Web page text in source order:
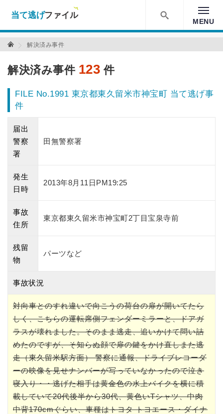
検索
MENU
解決済み事件
解決済み事件 123 件
FILE No.1991 東京都東久留米市神宝町 当て逃げ事
件
届出
警察
署
田無警察署
発生
日時
2013年8月11日PM19:25
事故
住所
東京都東久留米市神宝町2丁目宝泉寺前
残留
物
パーツなど
事故状況
対向車とのすれ違いで向こうの荷台の扉が開いてたら
しく、こちらの運転席側フェンダーミラーと、ドアガ
ラスが壊れました。そのまま逃走、追いかけて問い詰
めたのですが、そ知らぬ顔で扉の鍵をかけ直しまた逃
走（東久留米駅方面） 警察に通報、ドライブレコーダ
ーの映像を見せナンバーが写っていなかったので泣き
寝入り・・逃げた相手は黄金色の水上バイクを横に積
載していて20代後半から30代、黄色いTシャツ、中肉
中背170cmぐらい、車種はトヨタ トヨエース・ダイナ